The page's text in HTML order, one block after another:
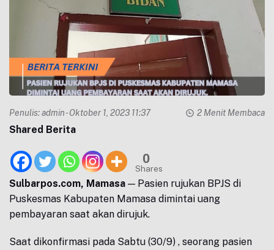
Penulis:admin- Oktober 1, 2023 11:37 2 Menit Membaca
Shared Berita
0
Shares
Sulbarpos.com, Mamasa — Pasien rujukan BPJS di
Puskesmas Kabupaten Mamasa dimintai uang
pembayaran saat akan dirujuk.
Saat dikonfirmasi pada Sabtu (30/9) , seorang pasien